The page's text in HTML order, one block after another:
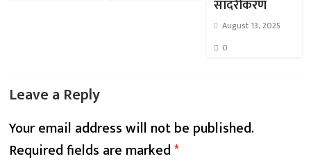
सादरीकरण
August 13, 2025
0
Leave a Reply
Your email address will not be published.
Required fields are marked*